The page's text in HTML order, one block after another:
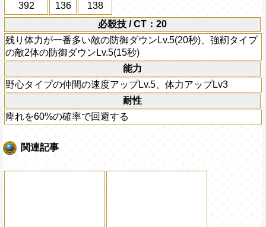
392
136
138
必殺技 / CT：20
残り体力が一番多い敵の防御ダウンLv.5(20秒)、強靭タイプ
の敵2体の防御ダウンLv.5(15秒)
能力
野心タイプの仲間の速度アップLv.5、体力アップLv3
耐性
痺れを60%の確率で回避する
関連記事